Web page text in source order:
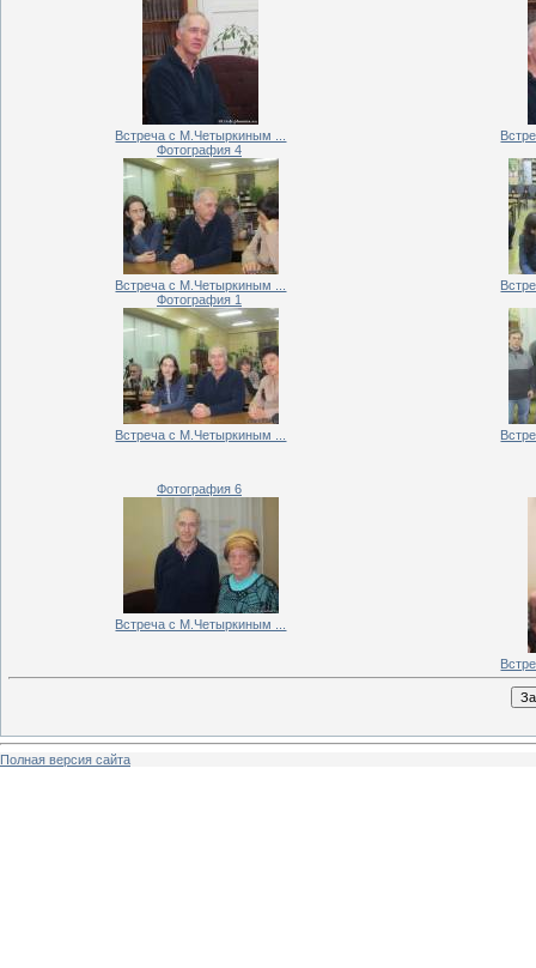
Встреча с М.Четыркиным ...
Фотография 4
Встреча с М.Четыркиным ...
Фотография 1
Встреча с М.Четыркиным ...
Фотография 6
Встреча с М.Четыркиным ...
Полная версия сайта